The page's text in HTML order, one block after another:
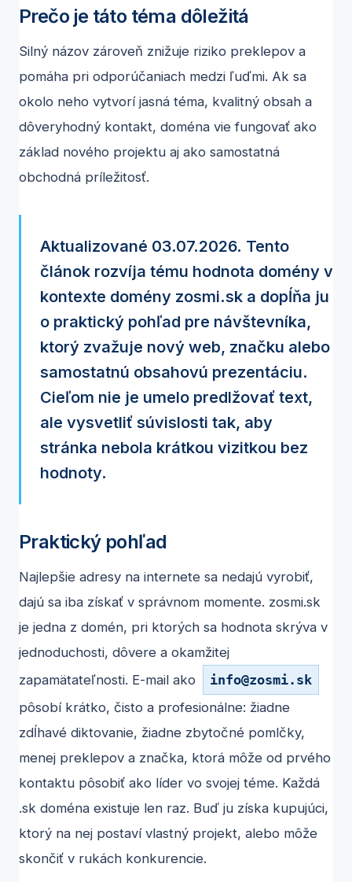
Prečo je táto téma dôležitá
Silný názov zároveň znižuje riziko preklepov a
pomáha pri odporúčaniach medzi ľuďmi. Ak sa
okolo neho vytvorí jasná téma, kvalitný obsah a
dôveryhodný kontakt, doména vie fungovať ako
základ nového projektu aj ako samostatná
obchodná príležitosť.
Aktualizované 03.07.2026. Tento
článok rozvíja tému hodnota domény v
kontexte domény zosmi.sk a dopĺňa ju
o praktický pohľad pre návštevníka,
ktorý zvažuje nový web, značku alebo
samostatnú obsahovú prezentáciu.
Cieľom nie je umelo predlžovať text,
ale vysvetliť súvislosti tak, aby
stránka nebola krátkou vizitkou bez
hodnoty.
Praktický pohľad
Najlepšie adresy na internete sa nedajú vyrobiť,
dajú sa iba získať v správnom momente. zosmi.sk
je jedna z domén, pri ktorých sa hodnota skrýva v
jednoduchosti, dôvere a okamžitej
zapamätateľnosti. E-mail ako
info@zosmi.sk
pôsobí krátko, čisto a profesionálne: žiadne
zdĺhavé diktovanie, žiadne zbytočné pomlčky,
menej preklepov a značka, ktorá môže od prvého
kontaktu pôsobiť ako líder vo svojej téme. Každá
.sk doména existuje len raz. Buď ju získa kupujúci,
ktorý na nej postaví vlastný projekt, alebo môže
skončiť v rukách konkurencie.